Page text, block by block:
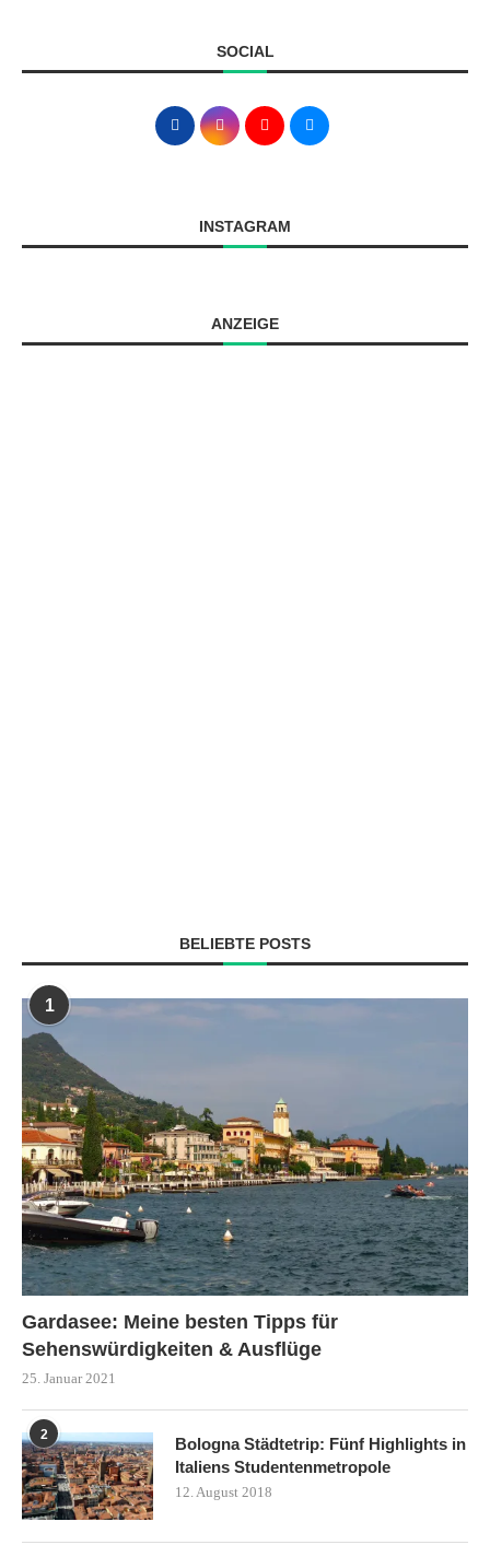
SOCIAL
INSTAGRAM
ANZEIGE
BELIEBTE POSTS
1
Gardasee: Meine besten Tipps für
Sehenswürdigkeiten & Ausflüge
25. Januar 2021
2
Bologna Städtetrip: Fünf Highlights in
Italiens Studentenmetropole
12. August 2018